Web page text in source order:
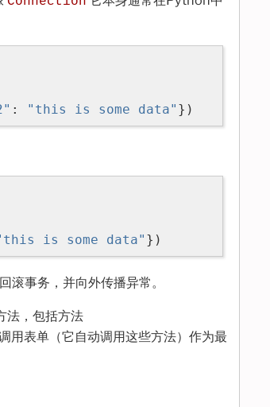
: "this is some data" })
is some data" })
滚事务，并向外传播异常。
法，包括方法
用表单（它自动调用这些方法）作为最